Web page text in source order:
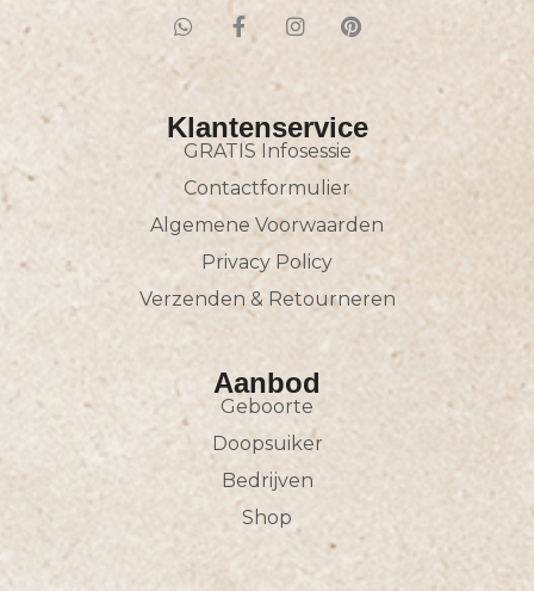
Klantenservice
GRATIS Infosessie
Contactformulier
Algemene Voorwaarden
Privacy Policy
Verzenden & Retourneren
Aanbod
Geboorte
Doopsuiker
Bedrijven
Shop